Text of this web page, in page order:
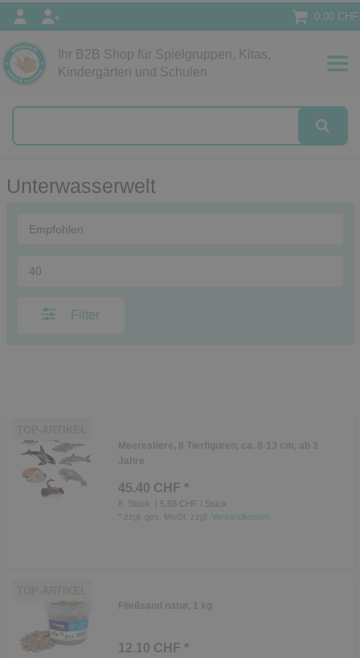
0.00 CHF
Ihr B2B Shop für Spielgruppen, Kitas,
Kindergärten und Schulen
Papeterie
Unterwasserwelt
Filter
Meerestiere, 8 Tierfiguren, ca. 8-13 cm, ab 3
Jahre
45.40 CHF *
8 Stück
| 5.68 CHF / Stück
zzgl. ges. MwSt. zzgl. Versandkosten
Fließsand natur, 1 kg
12.10 CHF *